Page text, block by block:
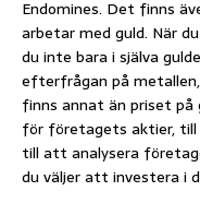
Endomines. Det finns
arbetar med guld. När
du inte bara i själva
efterfrågan på
finns annat än priset på
för företagets aktier, till
till att analysera
du väljer att investera i